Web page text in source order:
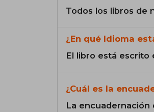
Todos los libros de
¿En qué Idioma
El libro está escrito
¿Cuál es la
La encuadernación